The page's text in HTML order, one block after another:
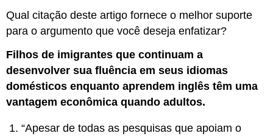
Qual citação deste artigo fornece o melhor suporte
para o argumento que você deseja enfatizar?
Filhos de imigrantes que continuam a
desenvolver sua fluência em seus idiomas
domésticos enquanto aprendem inglês têm uma
vantagem econômica quando adultos.
“Apesar de todas as pesquisas que apoiam o